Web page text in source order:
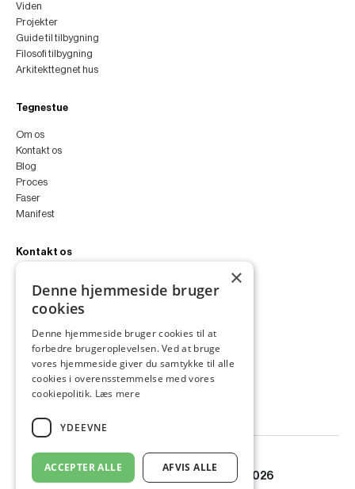
Viden
Projekter
Guide til tilbygning
Filosofi tilbygning
Arkitekttegnet hus
Tegnestue
Om os
Kontakt os
Blog
Proces
Faser
Manifest
Kontakt os
+45 4252 0011
VA11a
2300 København S
Instagram
LinkedIn
© Copyright PETER FYLLGRAF 2026
×
Denne hjemmeside bruger
cookies
Denne hjemmeside bruger cookies til at
forbedre brugeroplevelsen. Ved at bruge
vores hjemmeside giver du samtykke til alle
cookies i overensstemmelse med vores
cookiepolitik. Læs mere
YDEEVNE
ACCEPTER ALLE AFVIS ALLE